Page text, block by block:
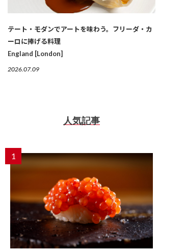
テート・モダンでアートを味わう。フリーダ・カ
ーロに捧げる料理
England [London]
2026.07.09
人気記事
1